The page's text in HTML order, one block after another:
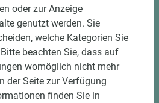
und kundengerechte
anfragen
oder zur Anzeige
genutzt werden. Sie
welche Kategorien Sie
beachten Sie, dass auf
womöglich nicht mehr
der Seite zur Verfügung
finden Sie in